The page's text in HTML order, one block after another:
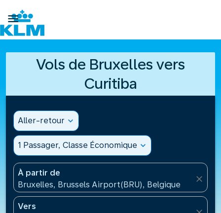

Vols de Bruxelles vers
Curitiba
Aller-retour expand_more
1 Passager, Classe Économique expand_more
À partir de
Bruxelles, Brussels Airport(BRU), Belgique
close
Vers